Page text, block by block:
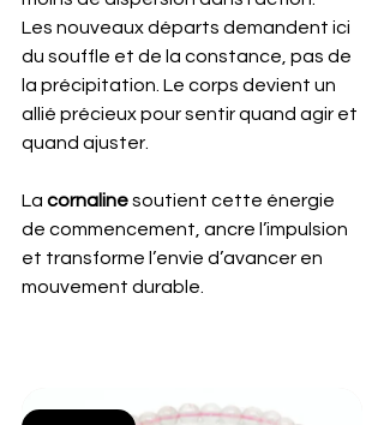
Les nouveaux départs demandent ici
du souffle et de la constance, pas de
la précipitation. Le corps devient un
allié précieux pour sentir quand agir et
quand ajuster.
La cornaline soutient cette énergie
de commencement, ancre l’impulsion
et transforme l’envie d’avancer en
mouvement durable.